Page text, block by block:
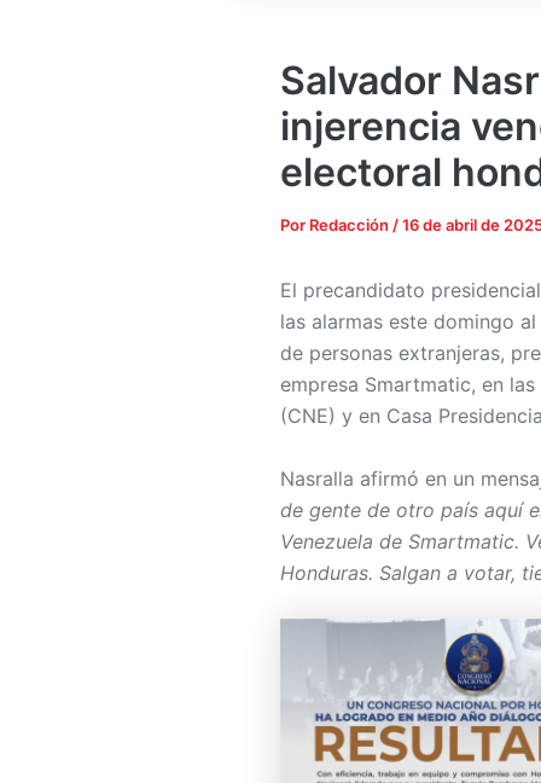
Salvador
injerencia
electoral
Por Redacción /16 de abril de
El precandidato
las alarmas este domingo
de personas extranjeras,
empresa Smartmatic, en
(CNE) y en Casa
Nasralla afirmó en un
de gente de otro país aquí
Venezuela de Smartmatic.
Honduras. Salgan a votar,